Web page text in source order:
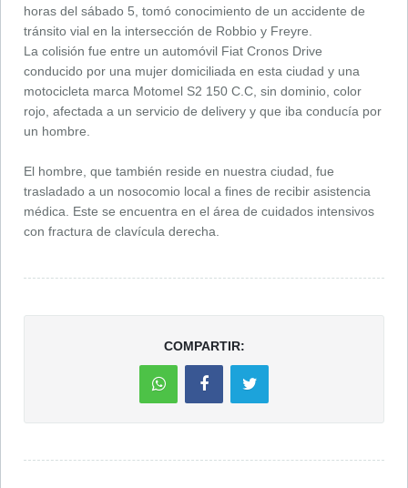
horas del sábado 5, tomó conocimiento de un accidente de
tránsito vial en la intersección de Robbio y Freyre.
La colisión fue entre un automóvil Fiat Cronos Drive
conducido por una mujer domiciliada en esta ciudad y una
motocicleta marca Motomel S2 150 C.C, sin dominio, color
rojo, afectada a un servicio de delivery y que iba conducía por
un hombre.
El hombre, que también reside en nuestra ciudad, fue
trasladado a un nosocomio local a fines de recibir asistencia
médica. Este se encuentra en el área de cuidados intensivos
con fractura de clavícula derecha.
COMPARTIR: